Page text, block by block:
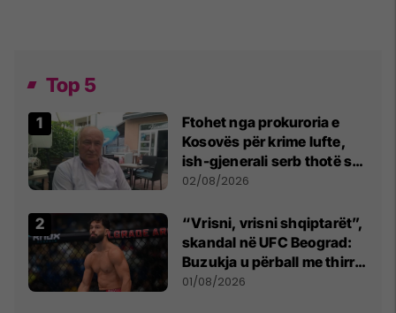
Top 5
Ftohet nga prokuroria e
Kosovës për krime lufte,
ish-gjenerali serb thotë se
dikush e tradhtoi në
02/08/2026
“Vrisni, vrisni shqiptarët”,
skandal në UFC Beograd:
Buzukja u përball me thirrje
anti-shqiptare nga
01/08/2026